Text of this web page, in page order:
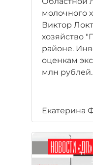
молочного
Виктор
хозяйство
районе.
оценкам
млн рублей.
Екатерина